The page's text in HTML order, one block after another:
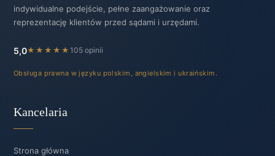
indywidualne podejście, pełne zaangażowanie oraz
reprezentację klientów przed sądami i urzędami.
5,0★★★★★ 105 opinii
Obsługa prawna w języku polskim, angielskim i ukraińskim.
Kancelaria
Strona główna